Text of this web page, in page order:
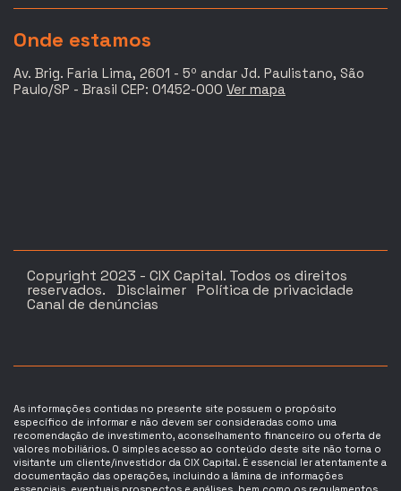
Onde estamos
Av. Brig. Faria Lima, 2601 - 5º andar Jd. Paulistano, São
Paulo/SP - Brasil CEP: 01452-000 Ver mapa
Copyright 2023 - CIX Capital. Todos os direitos
reservados. Disclaimer Política de privacidade
Canal de denúncias
As informações contidas no presente site possuem o propósito
específico de informar e não devem ser consideradas como uma
recomendação de investimento, aconselhamento financeiro ou oferta de
valores mobiliários. O simples acesso ao conteúdo deste site não torna o
visitante um cliente/investidor da CIX Capital. É essencial ler atentamente a
documentação das operações, incluindo a lâmina de informações